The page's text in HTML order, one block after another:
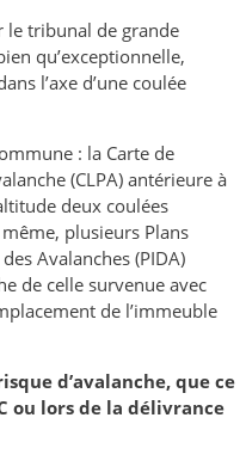
le tribunal de grande
qu’exceptionnelle,
l’axe d’une coulée
: la Carte de
(CLPA) antérieure à
deux coulées
plusieurs Plans
Avalanches (PIDA)
de celle survenue avec
de l’immeuble
d’avalanche, que ce
ou lors de la délivrance